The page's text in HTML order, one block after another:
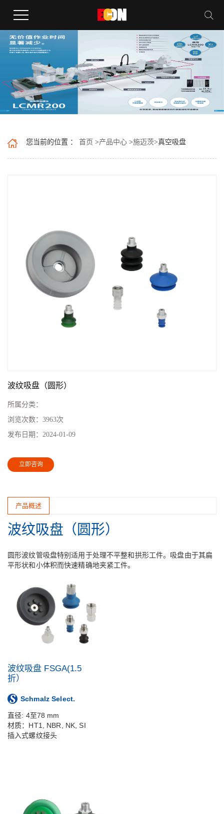
您当前的位置 ： 首页 >产品中心 >施迈茨>真空吸盘
波纹吸盘（圆形）
所属分类：
浏览次数： 3963次
发布日期： 2024-01-09
立即咨询
产品概述
波纹吸盘（圆形）
圆形波纹管吸盘特别适用于处理不平整和拱形工件。吸盘由于其扁
平形状和小体积而快速精确地夹紧工件。
波纹吸盘 FSGA(1.5
折）
Schmalz Select.
直径: 4至78 mm
材质：HT1, NBR, NK, SI
插入式螺纹接头